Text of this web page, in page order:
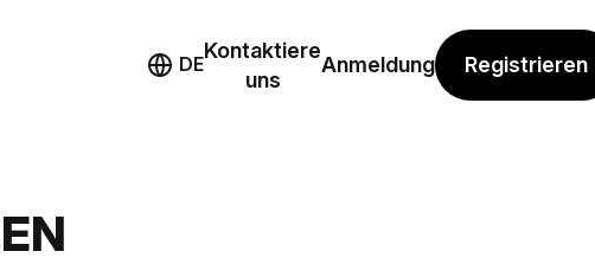
DE
Kontaktiere
uns
Anmeldung Registrieren